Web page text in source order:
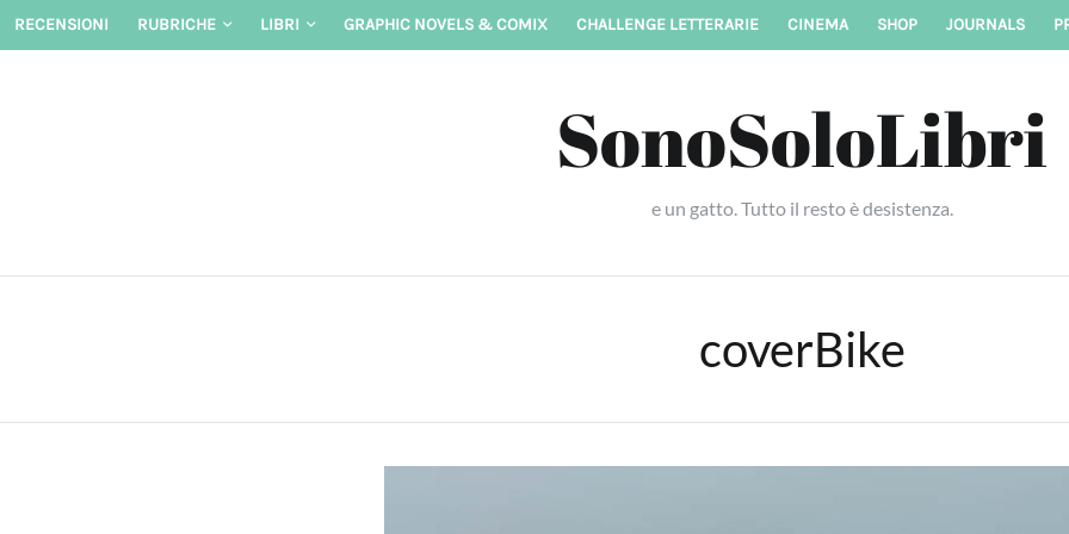
Skip
RECENSIONI RUBRICHE LIBRI GRAPHIC NOVELS & COMIX CHALLENGE LETTERARIE CINEMA SHOP JOURNALS
SonoSoloLibri
e un gatto. Tutto il resto è desistenza.
coverBike